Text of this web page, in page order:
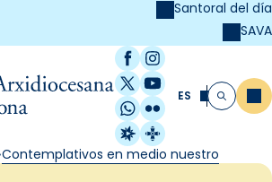
Santoral del día
SAVA
Facebook
Instagram
X / Twitter
YouTube
WhatsApp
Flickr
Radio Estel
Catalunya
ES Buscar
Contemplativos en medio nuestro